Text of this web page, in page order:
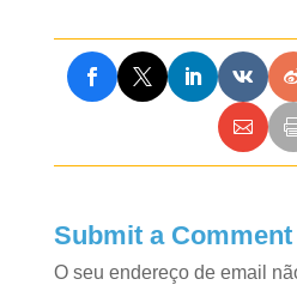
Submit a Comment
O seu endereço de email